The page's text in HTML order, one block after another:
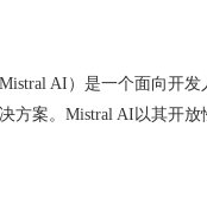
AI）是一个面向开
方案。Mistral AI以其开